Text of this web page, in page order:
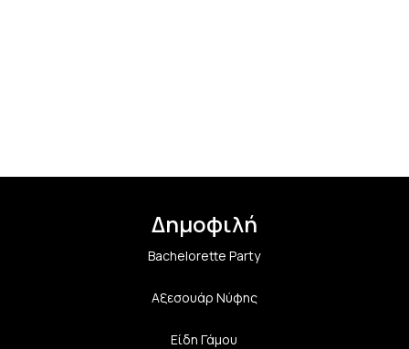
Δημοφιλή
Bachelorette Party
Αξεσουάρ Νύφης
Είδη Γάμου